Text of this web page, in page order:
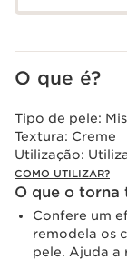
O que é?
Tipo de pele:
Textura: Creme
Utilização:
COMO UTILIZAR?
O que o torna
Confere um
remodela os
pele. Ajuda a